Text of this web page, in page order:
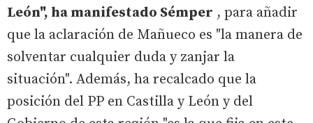
León", ha manifestado Sémper , para añadir
que la aclaración de Mañueco es "la manera de
solventar cualquier duda y zanjar la
situación". Además, ha recalcado que la
posición del PP en Castilla y León y del